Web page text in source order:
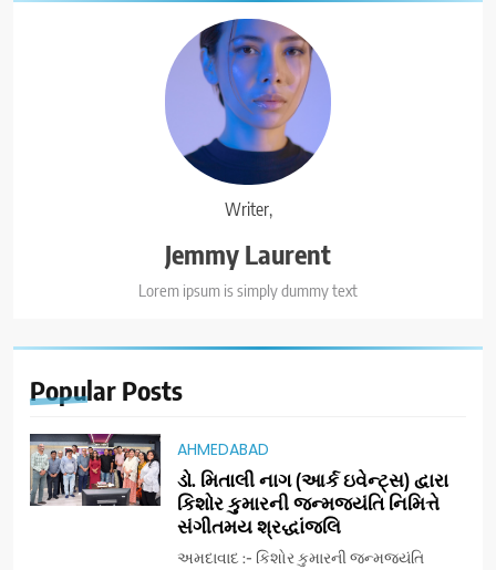
Writer,
Jemmy Laurent
Lorem ipsum is simply dummy text
Popular Posts
AHMEDABAD
ડો. મિતાલી નાગ (આર્ક ઇવેન્ટ્સ) દ્વારા
કિશોર કુમારની જન્મજયંતિ નિમિત્તે
સંગીતમય શ્રદ્ધાંજલિ
અમદાવાદ :- કિશોર કુમારની જન્મજયંતિ